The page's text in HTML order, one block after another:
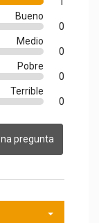
Bueno
0
Medio
0
Pobre
0
Terrible
0
pregunta